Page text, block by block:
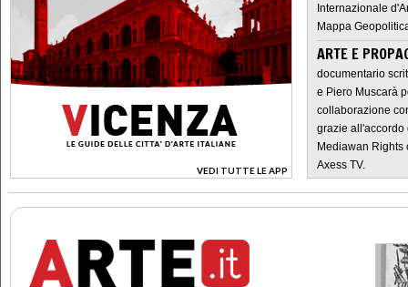
VEDI TUTTE LE APP
>
Internazionale
Mappa
ARTE E
documentario
e Piero Muscarà
collaborazione
grazie all'accordo
Mediawan Rights
Axess TV.